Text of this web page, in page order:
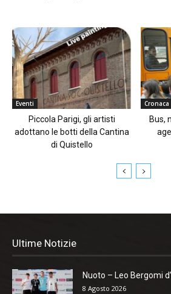
Eventi
Piccola Parigi, gli artisti
adottano le botti della Cantina
di Quistello
Cronaca
Bus,
Ultime Notizie
Nuoto – Leo Bergomi
8 Agosto 2026